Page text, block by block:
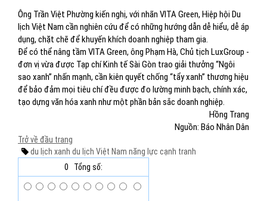
Ông Trần Việt Phường kiến nghị, với nhãn VITA Green, Hiệp hội Du
lịch Việt Nam cần nghiên cứu để có những hướng dẫn dễ hiểu, dễ áp
dụng, chặt chẽ để khuyến khích doanh nghiệp tham gia.
Để có thể nâng tầm VITA Green, ông Phạm Hà, Chủ tịch LuxGroup -
đơn vị vừa được Tạp chí Kinh tế Sài Gòn trao giải thưởng “Ngôi
sao xanh” nhấn mạnh, cần kiên quyết chống “tẩy xanh” thương hiệu
để bảo đảm mọi tiêu chí đều được đo lường minh bạch, chính xác,
tạo dựng văn hóa xanh như một phần bản sắc doanh nghiệp.
Hồng Trang
Nguồn: Báo Nhân Dân
Trở về đầu trang
du lịch xanh du lịch Việt Nam năng lực cạnh tranh
0
Tổng số: